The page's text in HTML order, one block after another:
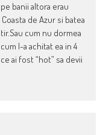
banii altora erau
de Azur si batea
cum nu dormea
l-a achitat ea in 4
ai fost “hot” sa devii